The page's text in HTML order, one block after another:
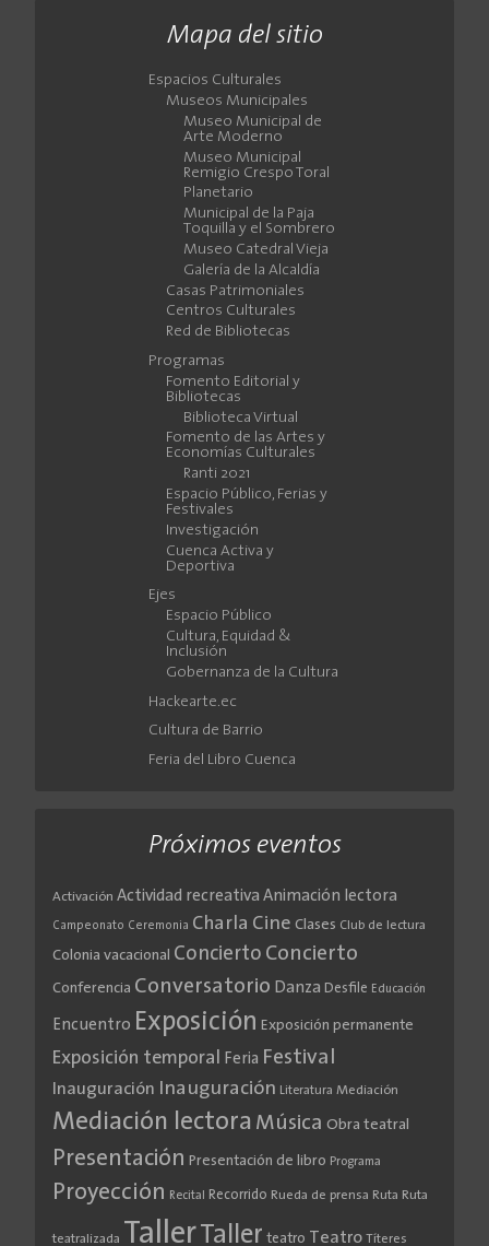
Mapa del sitio
Espacios Culturales
Museos Municipales
Museo Municipal de
Arte Moderno
Museo Municipal
Remigio Crespo Toral
Planetario
Municipal de la Paja
Toquilla y el Sombrero
Museo Catedral Vieja
Galería de la Alcaldía
Casas Patrimoniales
Centros Culturales
Red de Bibliotecas
Programas
Fomento Editorial y
Bibliotecas
Biblioteca Virtual
Fomento de las Artes y
Economías Culturales
Ranti 2021
Espacio Público, Ferias y
Festivales
Investigación
Cuenca Activa y
Deportiva
Ejes
Espacio Público
Cultura, Equidad &
Inclusión
Gobernanza de la Cultura
Hackearte.ec
Cultura de Barrio
Feria del Libro Cuenca
Próximos eventos
Activación Actividad recreativa Animación lectora
Campeonato Ceremonia Charla Cine Clases Club de lectura
Colonia vacacional Concierto Concierto
Conferencia Conversatorio Danza Desfile Educación
Encuentro Exposición Exposición permanente
Exposición temporal Feria Festival
Inauguración Inauguración Literatura Mediación
Mediación lectora Música Obra teatral
Presentación Presentación de libro Programa
Proyección Recital Recorrido Rueda de prensa Ruta Ruta
teatralizada TallerTaller teatro Teatro Títeres